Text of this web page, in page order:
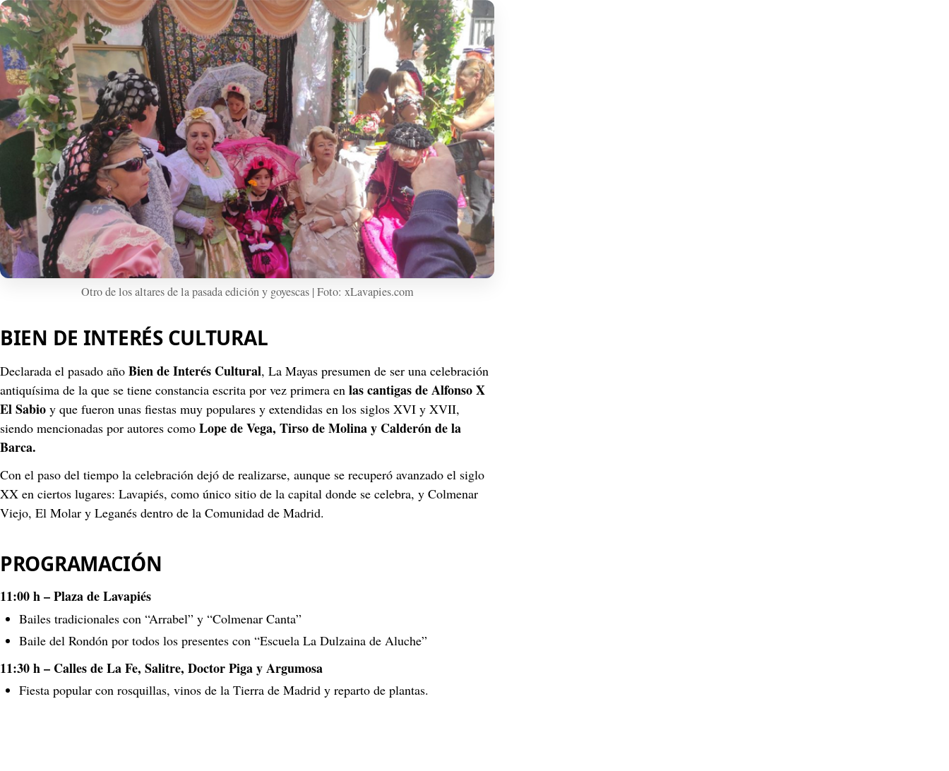
Otro de los altares de la pasada edición y goyescas | Foto: xLavapies.com
BIEN DE INTERÉS CULTURAL
Declarada el pasado año Bien de Interés Cultural, La Mayas presumen de ser una celebración
antiquísima de la que se tiene constancia escrita por vez primera en las cantigas de Alfonso X
El Sabio y que fueron unas fiestas muy populares y extendidas en los siglos XVI y XVII,
siendo mencionadas por autores como Lope de Vega, Tirso de Molina y Calderón de la
Barca.
Con el paso del tiempo la celebración dejó de realizarse, aunque se recuperó avanzado el siglo
XX en ciertos lugares: Lavapiés, como único sitio de la capital donde se celebra, y Colmenar
Viejo, El Molar y Leganés dentro de la Comunidad de Madrid.
PROGRAMACIÓN
11:00 h – Plaza de Lavapiés
Bailes tradicionales con “Arrabel” y “Colmenar Canta”
Baile del Rondón por todos los presentes con “Escuela La Dulzaina de Aluche”
11:30 h – Calles de La Fe, Salitre, Doctor Piga y Argumosa
Fiesta popular con rosquillas, vinos de la Tierra de Madrid y reparto de plantas.